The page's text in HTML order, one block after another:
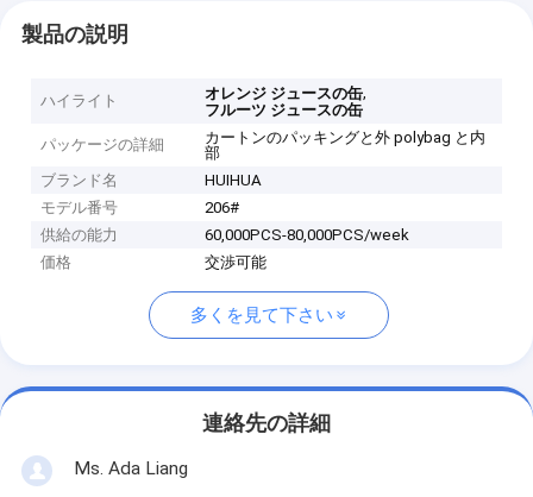
製品の説明
ハイライト オレンジ ジュースの缶,
フルーツ ジュースの缶
パッケージの詳細
カートンのパッキングと外 polybag と内
部
ブランド名
HUIHUA
モデル番号
206#
供給の能力
60,000PCS-80,000PCS/week
価格
交渉可能
多くを見て下さい
連絡先の詳細
Ms. Ada Liang